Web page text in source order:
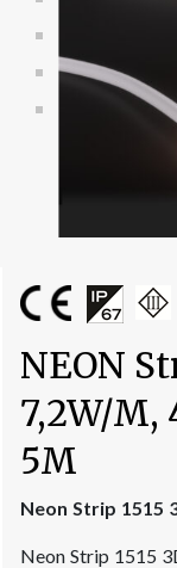
NEON
7,2W/M,
5M
Neon Strip 1515
Neon Strip 1515